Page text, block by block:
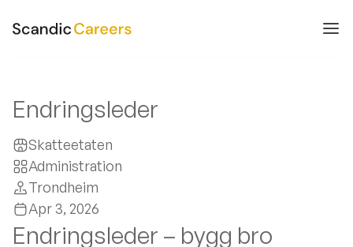
Endringsleder
Skatteetaten
Administration
Trondheim
Apr 3, 2026
Endringsleder – bygg bro